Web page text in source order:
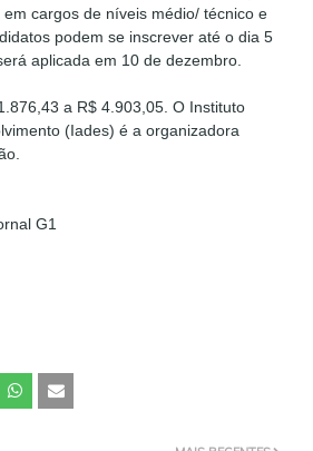
cargos de níveis médio/ técnico e
podem se inscrever até o dia 5
aplicada em 10 de dezembro.
a R$ 4.903,05. O Instituto
(Iades) é a organizadora
G1